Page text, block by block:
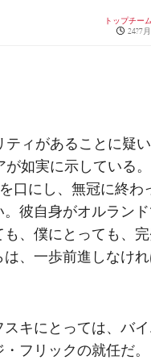
トップチーム
24?7
ィがあることに疑
如実に示している
口にし、無冠に終わ
彼自身がオルラン
、僕にとっても、
、一歩前進しなけ
キにとっては、バ
フリックの就任だ。